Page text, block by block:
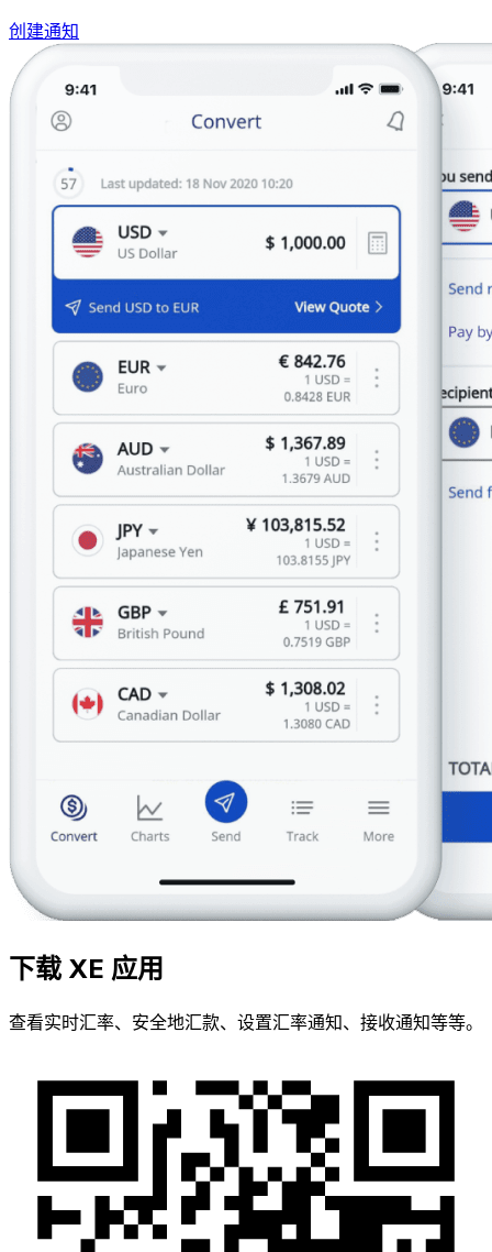
创建通知
下载 XE 应用
查看实时汇率、安全地汇款、设置汇率通知、接收通知等等。